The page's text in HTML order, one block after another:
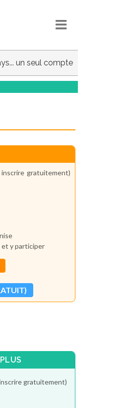
un seul compte
gratuitement)
et y participer
gratuitement)